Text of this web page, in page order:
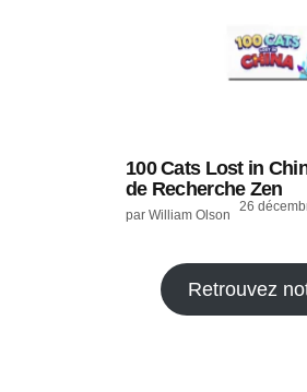
100 Cats Lost in
de Recherche Zen
par William Olson
26
Retrouvez